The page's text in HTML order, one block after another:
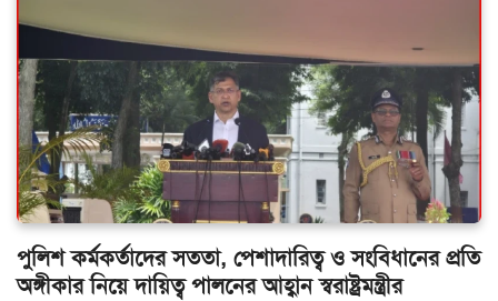
পুলিশ কর্মকর্তাদের সততা, পেশাদারিত্ব ও সংবিধানের প্রতি
অঙ্গীকার নিয়ে দায়িত্ব পালনের আহ্বান স্বরাষ্ট্রমন্ত্রীর